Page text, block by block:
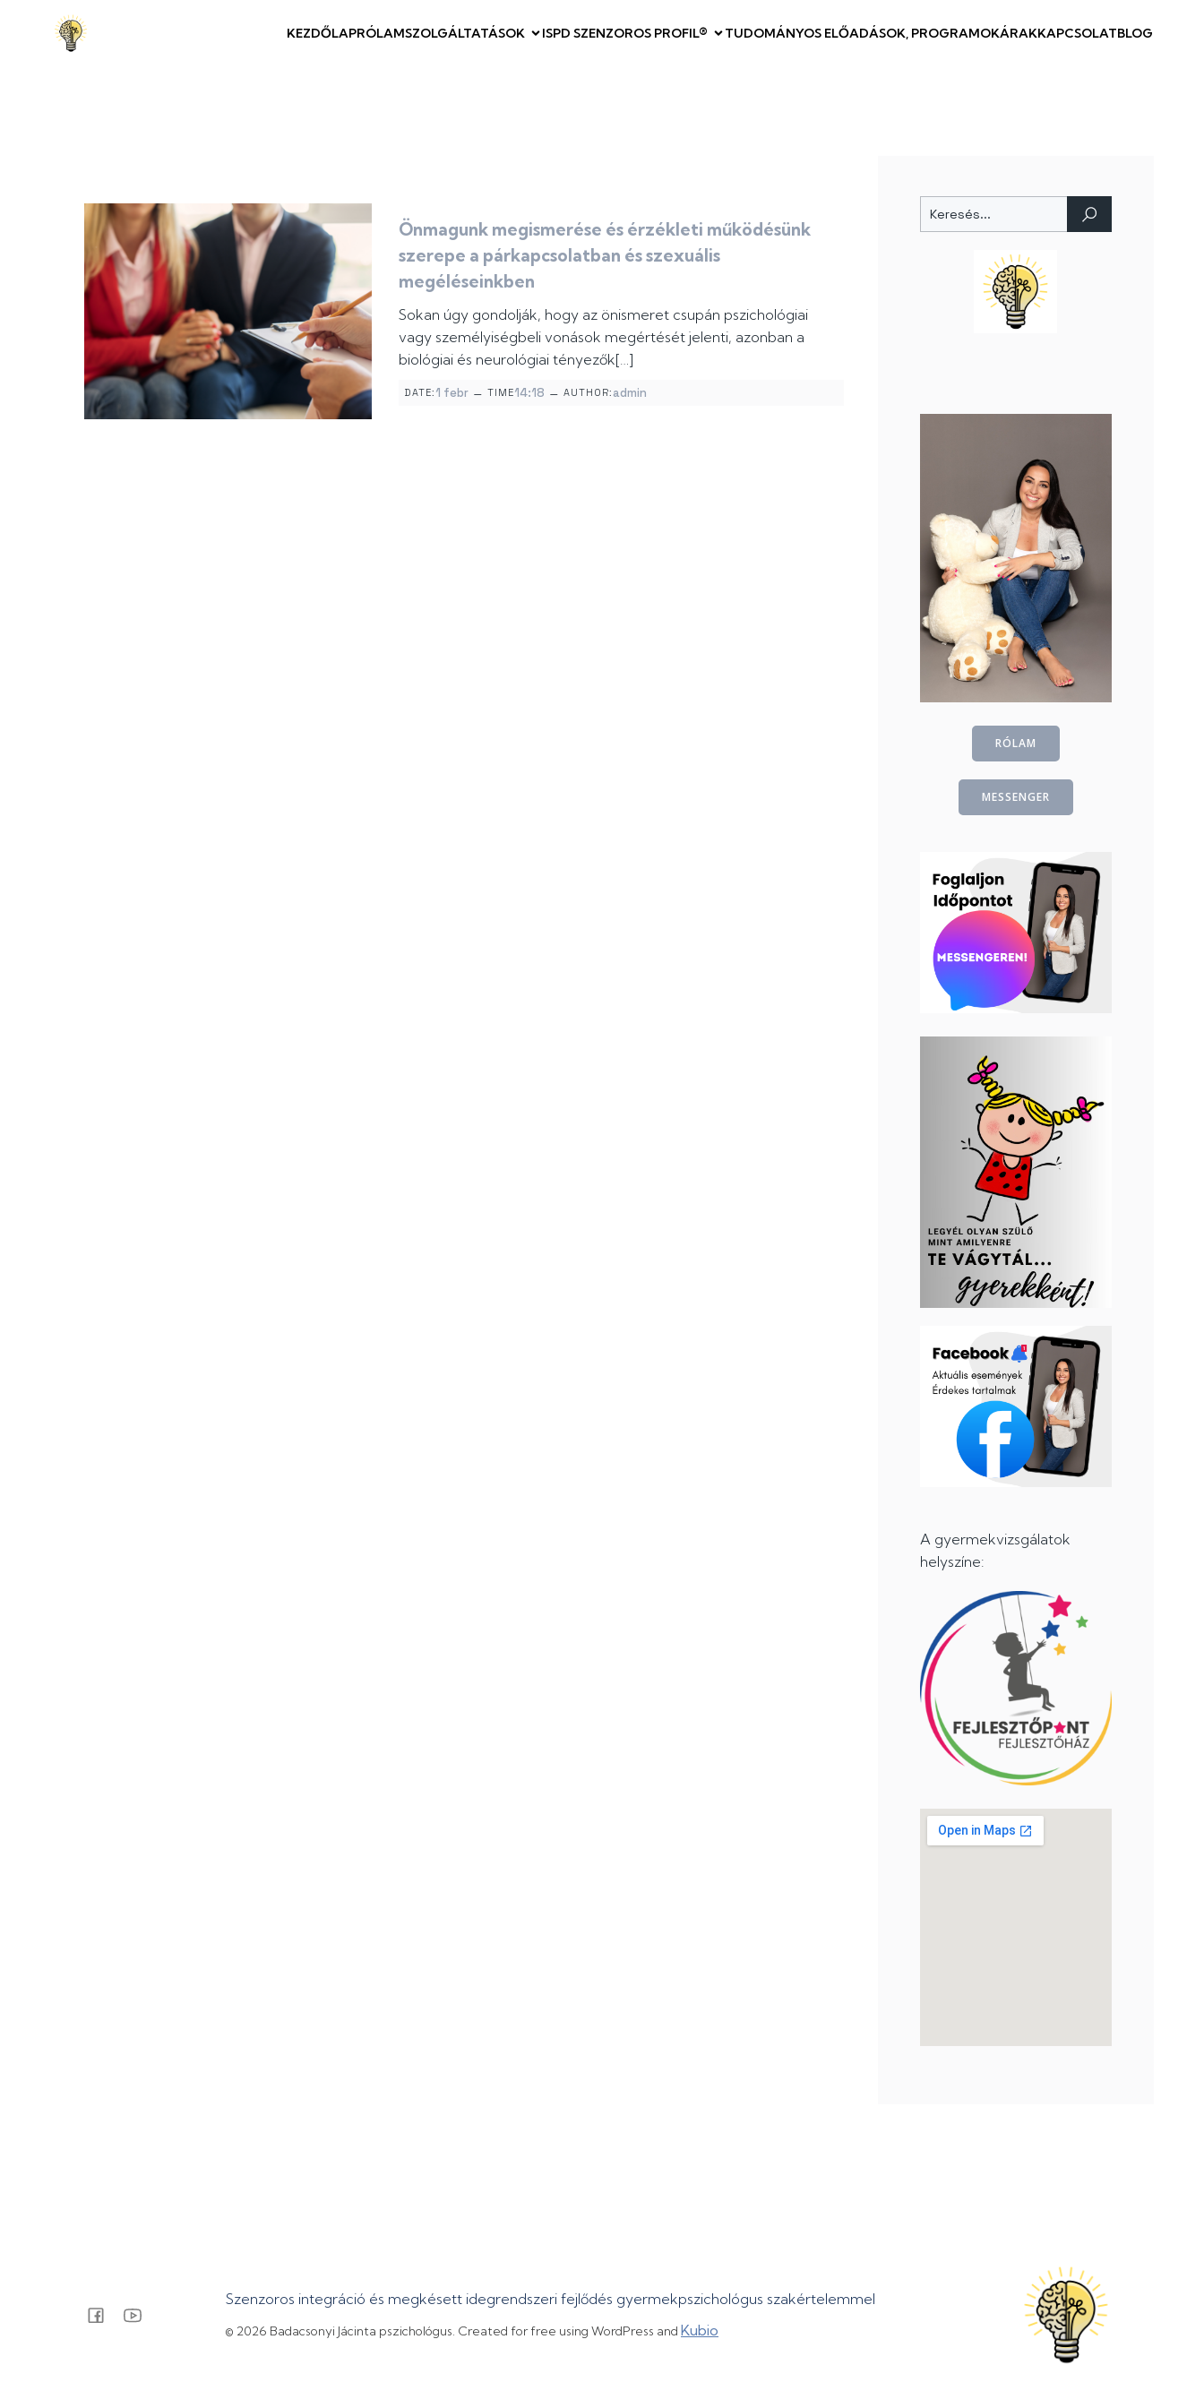
KEZDŐLAPRÓLAMSZOLGÁLTATÁSOK ISPD SZENZOROS PROFIL® TUDOMÁNYOS ELŐADÁSOK, PROGRAMOKÁRAKKAPCSOLATBLOG
Önmagunk megismerése és érzékleti működésünk
szerepe a párkapcsolatban és szexuális
megéléseinkben
Sokan úgy gondolják, hogy az önismeret csupán pszichológiai
vagy személyiségbeli vonások megértését jelenti, azonban a
biológiai és neurológiai tényezők[…]
DATE: 1 febr – TIME14:18 – AUTHOR: admin
RÓLAM
MESSENGER
A gyermekvizsgálatok
helyszíne:
Szenzoros integráció és megkésett idegrendszeri fejlődés gyermekpszichológus szakértelemmel
© 2026 Badacsonyi Jácinta pszichológus. Created for free using WordPress and Kubio